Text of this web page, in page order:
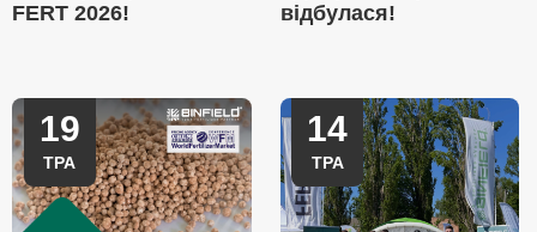
FERT 2026!
відбулася!
19
ТРА
14
ТРА